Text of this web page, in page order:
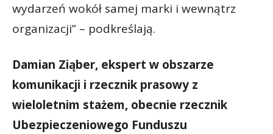
wydarzeń wokół samej marki i wewnątrz
organizacji” – podkreślają.
Damian Ziąber, ekspert w obszarze
komunikacji i rzecznik prasowy z
wieloletnim stażem, obecnie rzecznik
Ubezpieczeniowego Funduszu